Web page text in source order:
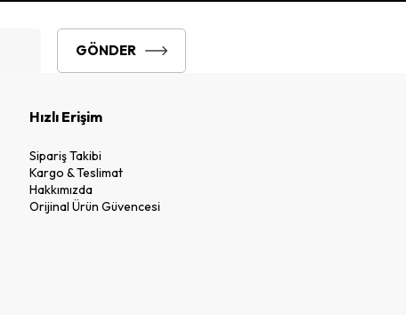
GÖNDER
Hızlı Erişim
Sipariş Takibi
Kargo & Teslimat
Hakkımızda
Orijinal Ürün Güvencesi